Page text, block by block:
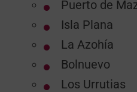
Puerto de
Isla Plana
La Azohía
Bolnuevo
Los Urrutias